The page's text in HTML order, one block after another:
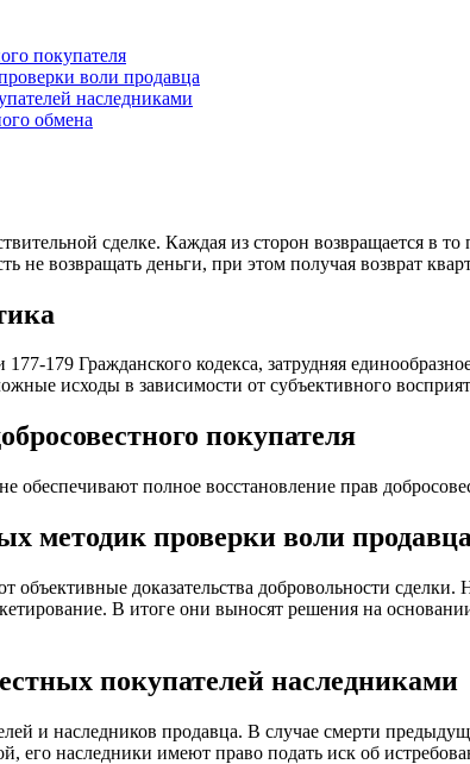
покупателя
воли продавца
наследниками
обмена
сделке. Каждая из сторон возвращается в
не возвращать деньги, при этом получая возврат
179 Гражданского кодекса, затрудняя
исходы в зависимости от субъективного
покупателя
полное восстановление прав
методик проверки воли продавца
объективные доказательства добровольности
В итоге они выносят решения на
покупателей наследниками
и наследников продавца. В случае смерти
его наследники имеют право подать иск об